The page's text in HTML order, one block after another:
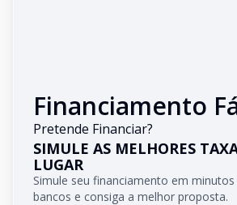
Financiamento
Pretende Financiar?
SIMULE AS MELHORES
LUGAR
Simule seu financiamento em
bancos e consiga a melhor proposta.